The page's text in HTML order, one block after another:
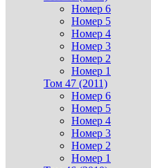
Номер 6
Номер 5
Номер 4
Номер 3
Номер 2
Номер 1
Том 47 (2011)
Номер 6
Номер 5
Номер 4
Номер 3
Номер 2
Номер 1